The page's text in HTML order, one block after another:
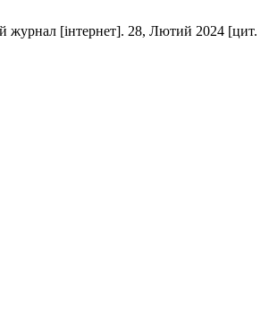
журнал [інтернет]. 28, Лютий 2024 [цит.